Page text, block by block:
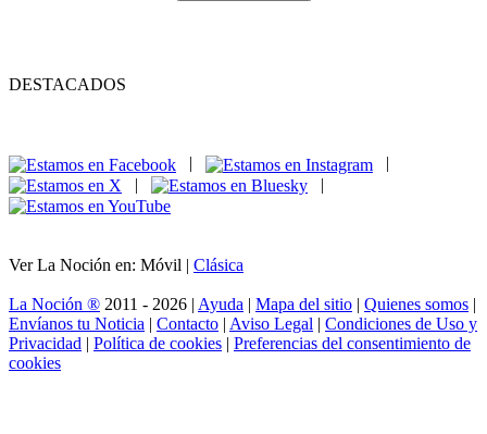
DESTACADOS
|
|
Ver La Noción en: Móvil | Clásica
La Noción ® 2011 - 2026 | Ayuda | Mapa del sitio | Quienes somos |
Envíanos tu Noticia | Contacto | Aviso Legal | Condiciones de Uso y
Privacidad | Política de cookies | Preferencias del consentimiento de
cookies